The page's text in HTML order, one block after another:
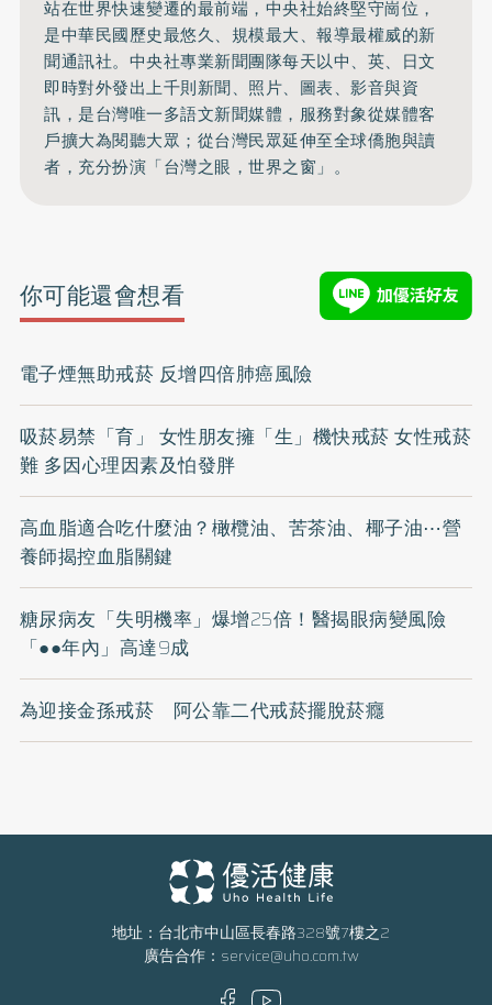
站在世界快速變遷的最前端，中央社始終堅守崗位，
是中華民國歷史最悠久、規模最大、報導最權威的新
聞通訊社。中央社專業新聞團隊每天以中、英、日文
即時對外發出上千則新聞、照片、圖表、影音與資
訊，是台灣唯一多語文新聞媒體，服務對象從媒體客
戶擴大為閱聽大眾；從台灣民眾延伸至全球僑胞與讀
者，充分扮演「台灣之眼，世界之窗」。
你可能還會想看
電子煙無助戒菸 反增四倍肺癌風險
吸菸易禁「育」 女性朋友擁「生」機快戒菸 女性戒菸
難 多因心理因素及怕發胖
高血脂適合吃什麼油？橄欖油、苦茶油、椰子油⋯營
養師揭控血脂關鍵
糖尿病友「失明機率」爆增25倍！醫揭眼病變風險
「●●年內」高達9成
為迎接金孫戒菸 阿公靠二代戒菸擺脫菸癮
地址：台北市中山區長春路328號7樓之2
廣告合作： service@uho.com.tw